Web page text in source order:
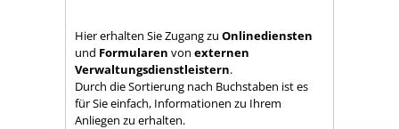
Hier erhalten Sie Zugang zu Onlinediensten
und Formularen von externen
Verwaltungsdienstleistern.
Durch die Sortierung nach Buchstaben ist es
für Sie einfach, Informationen zu Ihrem
Anliegen zu erhalten.